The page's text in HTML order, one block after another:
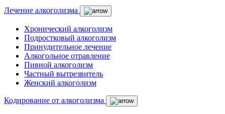
Лечение алкоголизма
Хронический алкоголизм
Подростковый алкоголизм
Принудительное лечение
Алкогольное отравление
Пивной алкоголизм
Частный вытрезвитель
Женский алкоголизм
Кодирование от алкоголизма